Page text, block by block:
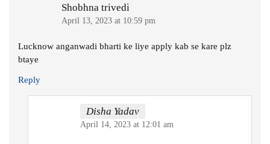
Shobhna trivedi
April 13, 2023 at 10:59 pm
Lucknow anganwadi bharti ke liye apply kab se kare plz
btaye
Reply
Disha Yadav
April 14, 2023 at 12:01 am